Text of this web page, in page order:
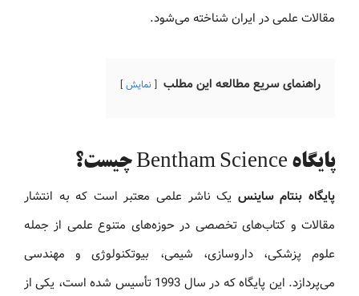
مقالات علمی در ایران شناخته می‌شود.
راهنمای سریع مطالعه این مطلب نمایش
پایگاه Bentham Science چیست؟
پایگاه بنتام ساینس یک ناشر علمی معتبر است که به انتشار
مقالات و کتاب‌های تخصصی در حوزه‌های متنوع علمی از جمله
علوم پزشکی، داروسازی، شیمی، بیوتکنولوژی و مهندسی
می‌پردازد. این پایگاه که در سال 1993 تأسیس شده است، یکی از